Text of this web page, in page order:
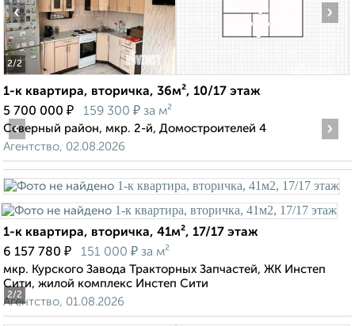
2/2
‹ ›
1-к квартира, вторичка, 36м², 10/17 этаж
5 700 000 ₽ 159 300 ₽ за м²
Северный район, мкр. 2-й, Домостроителей 4
Агентство, 02.08.2026
2/2
‹ ›
1-к квартира, вторичка, 41м², 17/17 этаж
6 157 780 ₽ 151 000 ₽ за м²
мкр. Курского Завода Тракторных Запчастей, ЖК Инстеп
Сити, жилой комплекс Инстеп Сити
Агентство, 01.08.2026